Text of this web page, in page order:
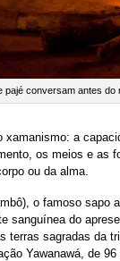
pajé conversam antes do
a
os meios e as
ou da alma.
o famoso sapo
sanguínea do
terras sagradas da
Yawanawá, de 96